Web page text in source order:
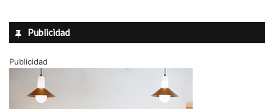
Publicidad
Publicidad